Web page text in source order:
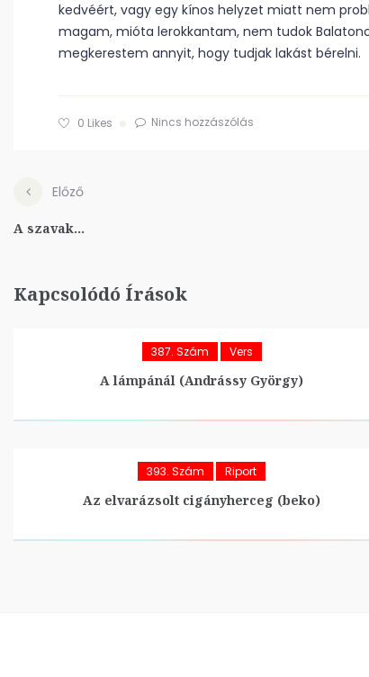
kedvéért, vagy egy kínos helyzet miatt nem
magam, mióta lerokkantam, nem tudok
megkerestem annyit, hogy tudjak lakást bérelni.
0 Likes Nincs hozzászólás
Előző
A szavak...
Kapcsolódó Írások
387. Szám Vers
A lámpánál (Andrássy György)
393. Szám Riport
Az elvarázsolt cigányherceg (beko)